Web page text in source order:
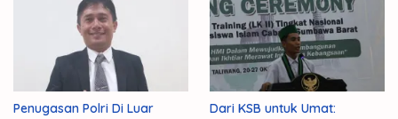
Penugasan Polri Di Luar
Dari KSB untuk Umat: